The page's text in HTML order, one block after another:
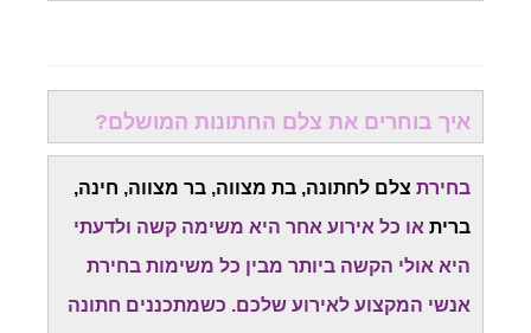
איך בוחרים את צלם החתונות המושלם?
בחירת צלם לחתונה, בת מצווה, בר מצווה, חינה,
ברית או כל אירוע אחר היא משימה קשה ולדעתי
היא אולי הקשה ביותר מבין כל משימות בחירת
אנשי המקצוע לאירוע שלכם. כשמתכננים חתונה